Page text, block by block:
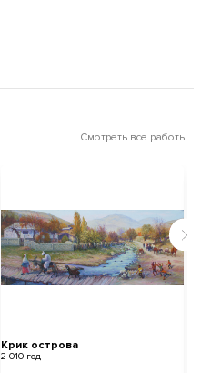
Смотреть все работы
Крик острова
2 010 год